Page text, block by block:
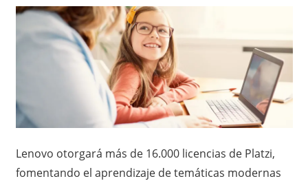
Lenovo otorgará más de 16.000 licencias de Platzi,
fomentando el aprendizaje de temáticas modernas